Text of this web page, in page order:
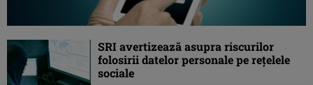
SRI avertizează asupra riscurilor
folosirii datelor personale pe reţelele
sociale